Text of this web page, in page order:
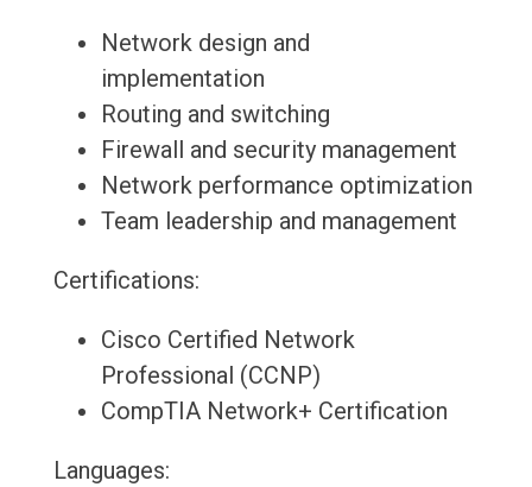
Network design and
implementation
Routing and switching
Firewall and security management
Network performance optimization
Team leadership and management
Certifications:
Cisco Certified Network
Professional (CCNP)
CompTIA Network+ Certification
Languages: